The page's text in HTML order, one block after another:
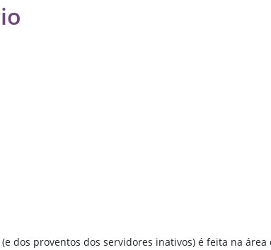
dos proventos dos servidores inativos) é feita na área